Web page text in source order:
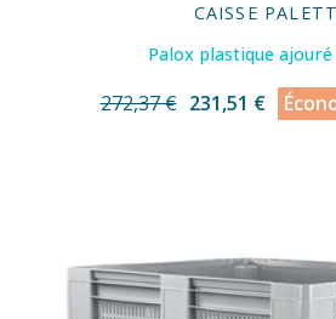
CAISSE
Palox plastique ajouré
272,37 € 231,51 €